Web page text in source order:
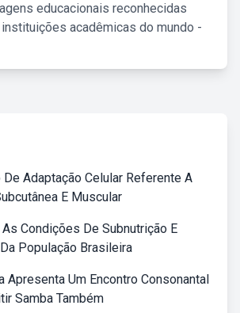
educacionais reconhecidas
acadêmicas do mundo -
Adaptação Celular Referente A
E Muscular
Condições De Subnutrição E
População Brasileira
Apresenta Um Encontro Consonantal
Samba Também